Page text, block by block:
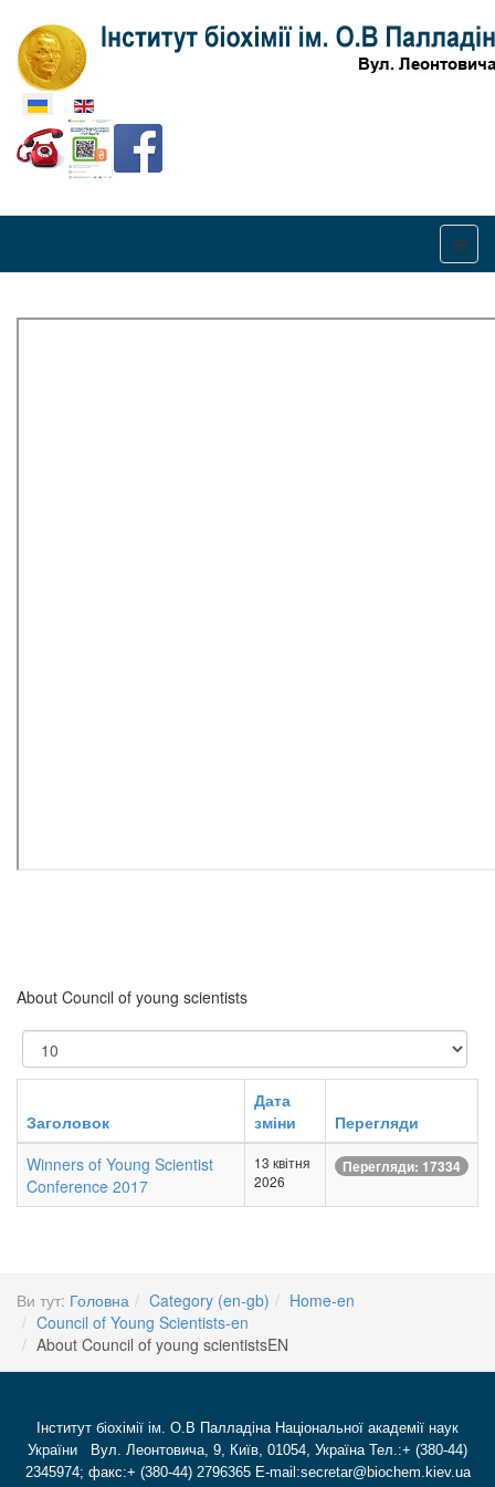
Оберіть свою мову
About Council of young scientists
Показувати
Заголовок
Дата
зміни
Перегляди
Winners of Young Scientist
Conference 2017
13 квітня
2026
Перегляди: 17334
Ви тут: Головна Category (en-gb)
Home-en
Council of Young Scientists-en
About Council of young scientistsEN
Інститут біохімії ім. О.В Палладіна Національної академії наук
України Вул. Леонтовича, 9, Київ, 01054, Україна Тел.:+ (380-44)
2345974; факс:+ (380-44) 2796365 E-mail:secretar@biochem.kiev.ua